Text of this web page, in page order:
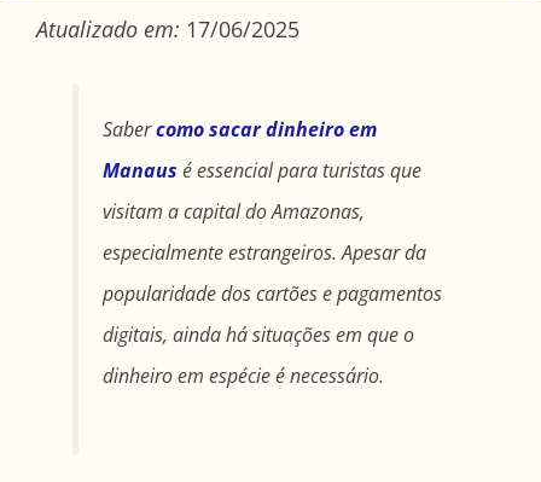
Atualizado em: 17/06/2025
Sabercomo sacar dinheiro em
Manaus é essencial para turistas que
visitam a capital do Amazonas,
especialmente estrangeiros. Apesar da
popularidade dos cartões e pagamentos
digitais, ainda há situações em que o
dinheiro em espécie é necessário.